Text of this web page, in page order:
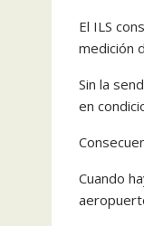
El ILS
medición
Sin la
en
Cuando